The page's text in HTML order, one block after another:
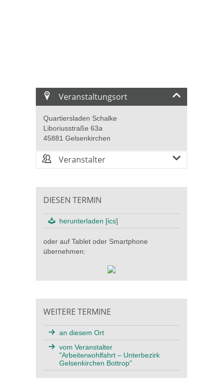
Veranstaltungsort
Quartiersladen Schalke
Liboriusstraße 63a
45881 Gelsenkirchen
Veranstalter
DIESEN TERMIN
herunterladen [ics]
oder auf Tablet oder Smartphone
übernehmen:
WEITERE TERMINE
an diesem Ort
vom Veranstalter
"Arbeiterwohlfahrt – Unterbezirk
Gelsenkirchen Bottrop"